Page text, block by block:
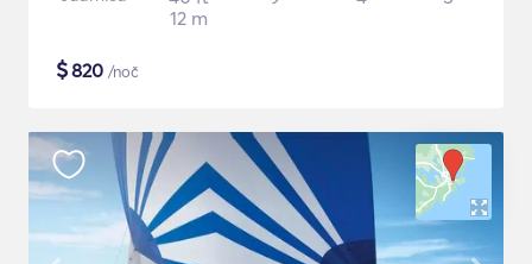
12 m
$820 /noč